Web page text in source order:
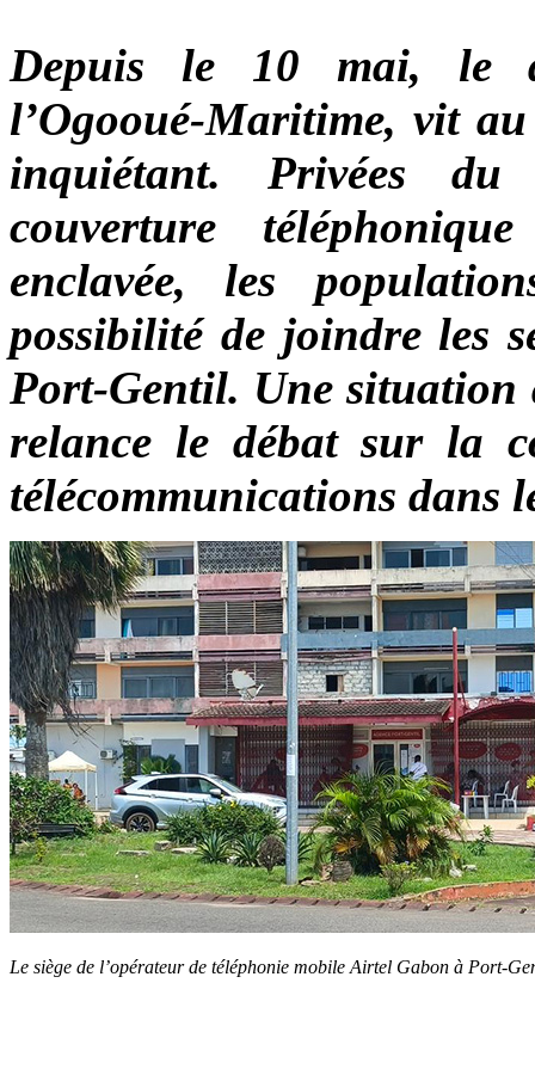
Depuis le 10 mai, le
l’Ogooué-Maritime, vit
inquiétant. Privées
couverture
enclavée, les
possibilité de joindre les
Port-Gentil. Une situation
relance le débat sur la
télécommunications dans
Le siège de l’opérateur de téléphonie mobile Airtel Gabon à Port-